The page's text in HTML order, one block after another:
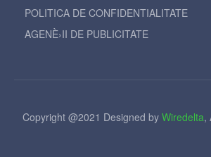
POLITICA DE CONFIDENTIALITATE
AGENÈ›II DE PUBLICITATE
Copyright @2021 Designed by Wiredelta,